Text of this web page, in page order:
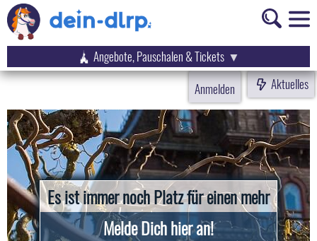
Angebote, Pauschalen & Tickets
Anmelden
Aktuelles
Es ist immer noch Platz für einen mehr
Melde Dich hier an!